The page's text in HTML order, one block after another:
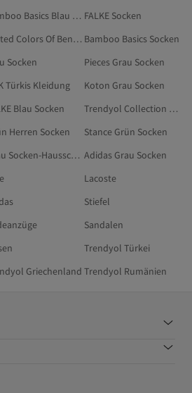
Bamboo Basics Blau Socken FALKE Socken
United Colors Of Benetton Grün Socken Bamboo Basics Socken
Socken
Pieces Grau Socken
Türkis Kleidung
Koton Grau Socken
Blau Socken
Trendyol Collection Damen Socken
Herren Socken
Stance Grün Socken
Grau Socken-Hausschuhe Adidas Grau Socken
Lacoste
Stiefel
Sandalen
Trendyol Türkei
Griechenland Trendyol Rumänien